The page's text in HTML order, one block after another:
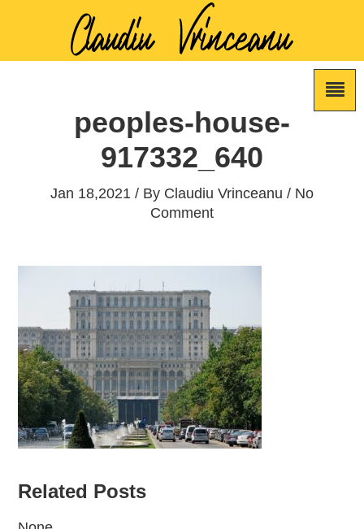
peoples-house-
917332_640
Jan 18,2021 / By Claudiu Vrinceanu / No
Comment
Related Posts